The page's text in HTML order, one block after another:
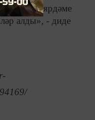
ярдәме
алды», - диде